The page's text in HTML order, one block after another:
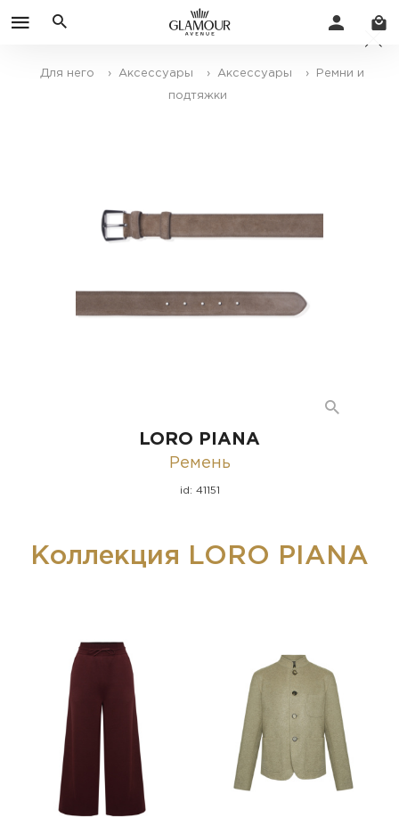
Для него › Аксессуары › Аксессуары › Ремни и
подтяжки
LORO PIANA
Ремень
id: 41151
Коллекция LORO PIANA